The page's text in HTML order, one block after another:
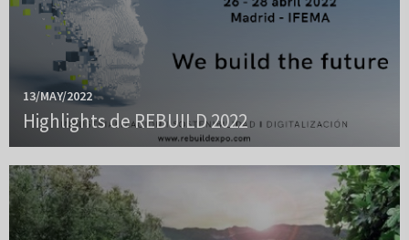
13/MAY/2022
Highlights de REBUILD 2022